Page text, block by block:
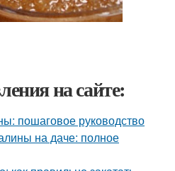
на сайте:
пошаговое руководство
на даче: полное